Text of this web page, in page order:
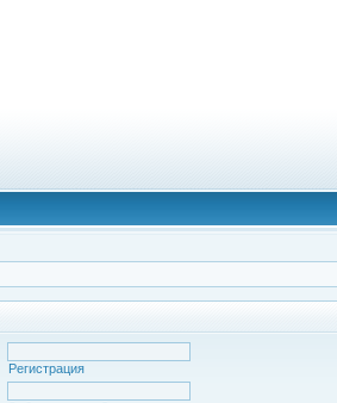
Регистрация